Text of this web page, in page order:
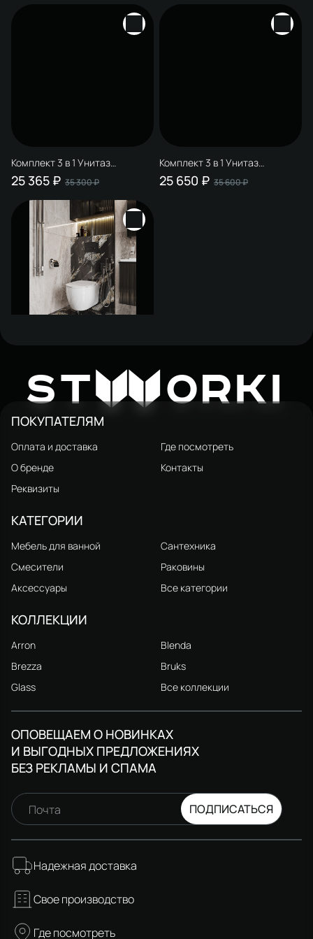
500473 цвет матовый хром
Комплект 3 в 1 Унитаз
подвесной STWORKI Муле
HDC510NWH + Инсталляция
510162 + Кнопка 230824 цвет
матовый белый
25 365 ₽ 35 300 ₽
Комплект 3 в 1 Унитаз
подвесной STWORKI Муле
HDC510NWH + Инсталляция
25 650 ₽ 35 600 ₽
11 875 ₽
STW ORKI
ПОКУПАТЕЛЯМ
Оплата и доставка
Где посмотреть
О бренде
Контакты
Реквизиты
КАТЕГОРИИ
Мебель для ванной
Сантехника
Смесители
Раковины
Аксессуары
Все категории
КОЛЛЕКЦИИ
Arron
Blenda
Brezza
Bruks
Glass
Все коллекции
ОПОВЕЩАЕМ О НОВИНКАХ
И ВЫГОДНЫХ ПРЕДЛОЖЕНИЯХ
БЕЗ РЕКЛАМЫ И СПАМА
Почта ПОДПИСАТЬСЯ
Надежная доставка
Свое производство
Где посмотреть